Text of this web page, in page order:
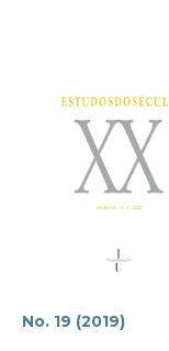
No. 19 (2019)